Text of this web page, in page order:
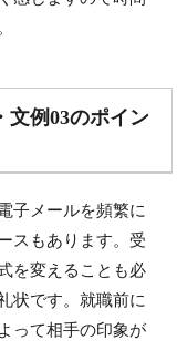
文例03のポイン
子メールを頻繁に
スもあります。受
を変えることも必
状です。就職前に
って相手の印象が